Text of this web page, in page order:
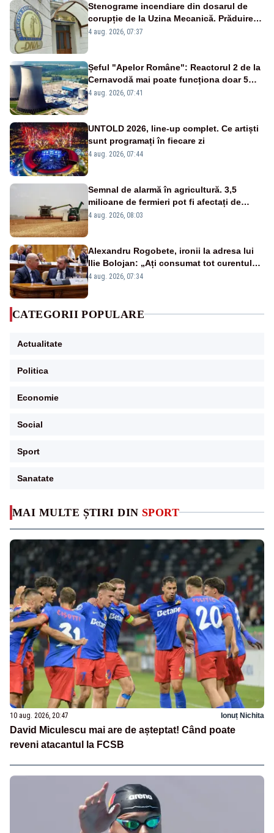
MAI MULTE ȘTIRI DIN SPORT
10 aug. 2026, 20:47 Ionuț Nichita
David Miculescu mai are de așteptat! Când poate
reveni atacantul la FCSB
Stenograme incendiare din dosarul de
corupție de la Uzina Mecanică. Prăduirea
banilor din programul SAFE, interceptată
4 aug. 2026, 07:37
Șeful "Apelor Române": Reactorul 2 de la
Cernavodă mai poate funcționa doar 5
zile
4 aug. 2026, 07:41
UNTOLD 2026, line-up complet. Ce artiști
sunt programați în fiecare zi
4 aug. 2026, 07:44
Semnal de alarmă în agricultură. 3,5
milioane de fermieri pot fi afectați de
strategia pentru conservarea
4 aug. 2026, 08:03
Alexandru Rogobete, ironii la adresa lui
Ilie Bolojan: „Ați consumat tot curentul
urmărind șobolani imaginari”
4 aug. 2026, 07:34
CATEGORII POPULARE
Actualitate
Politica
Economie
Social
Sport
Sanatate